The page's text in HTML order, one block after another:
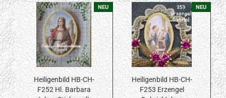
NEU
Heiligenbild HB-CH-
F252 Hl. Barbara
NEU
Heiligenbild HB-CH-
F253 Erzengel